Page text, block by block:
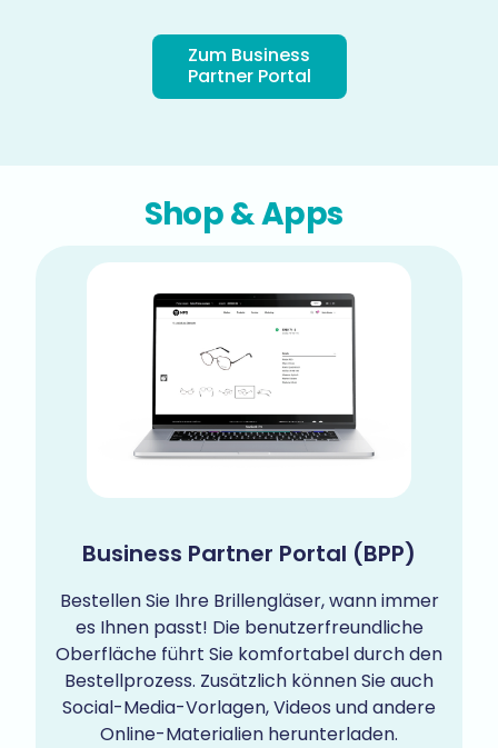
Zum Business
Partner Portal
Shop & Apps
Business Partner Portal (BPP)
Bestellen Sie Ihre Brillengläser, wann immer
es Ihnen passt! Die benutzerfreundliche
Oberfläche führt Sie komfortabel durch den
Bestellprozess. Zusätzlich können Sie auch
Social-Media-Vorlagen, Videos und andere
Online-Materialien herunterladen.